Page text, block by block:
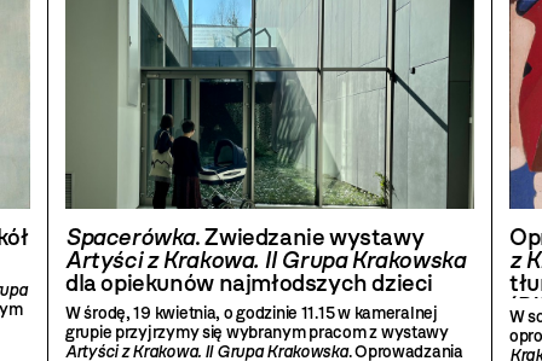
Spacerówka. Zwiedzanie wystawy
Artyści z Krakowa. II Grupa Krakowska
dla opiekunów najmłodszych dzieci
W środę, 19 kwietnia, o godzinie 11.15 w kameralnej
grupie przyjrzymy się wybranym pracom z wystawy
Artyści z Krakowa. II Grupa Krakowska. Oprowadzania
z
W